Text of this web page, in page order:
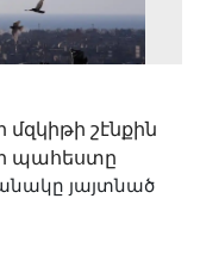
շէնքին
պահեստը
յայտնած